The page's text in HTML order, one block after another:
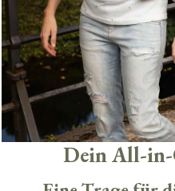
Dein All-in-